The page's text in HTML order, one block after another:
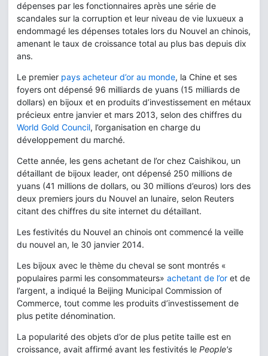
dépenses par les fonctionnaires après une série de
scandales sur la corruption et leur niveau de vie luxueux a
endommagé les dépenses totales lors du Nouvel an chinois,
amenant le taux de croissance total au plus bas depuis dix
ans.
Le premier pays acheteur d’or au monde, la Chine et ses
foyers ont dépensé 96 milliards de yuans (15 milliards de
dollars) en bijoux et en produits d’investissement en métaux
précieux entre janvier et mars 2013, selon des chiffres du
World Gold Council, l’organisation en charge du
développement du marché.
Cette année, les gens achetant de l’or chez Caishikou, un
détaillant de bijoux leader, ont dépensé 250 millions de
yuans (41 millions de dollars, ou 30 millions d’euros) lors des
deux premiers jours du Nouvel an lunaire, selon Reuters
citant des chiffres du site internet du détaillant.
Les festivités du Nouvel an chinois ont commencé la veille
du nouvel an, le 30 janvier 2014.
Les bijoux avec le thème du cheval se sont montrés «
populaires parmi les consommateurs» achetant de l’or et de
l’argent, a indiqué la Beijing Municipal Commission of
Commerce, tout comme les produits d’investissement de
plus petite dénomination.
La popularité des objets d’or de plus petite taille est en
croissance, avait affirmé avant les festivités le People's